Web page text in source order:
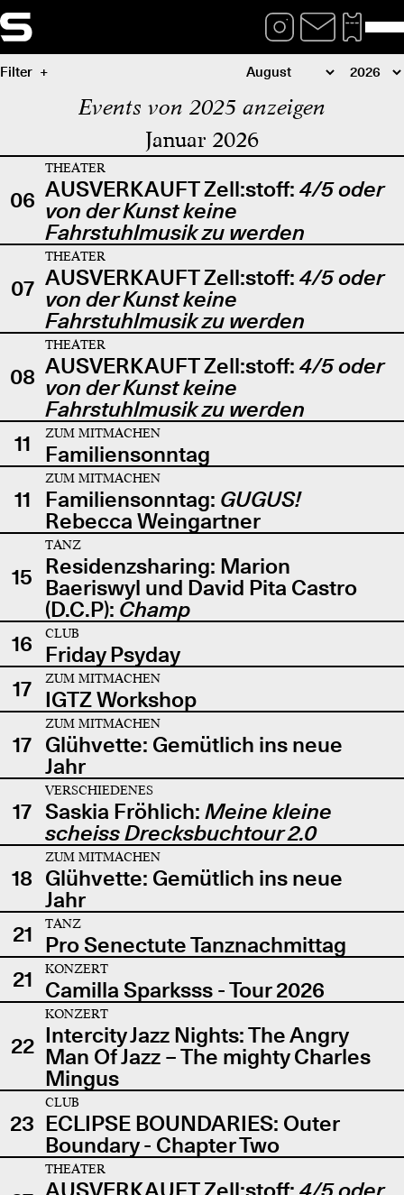
Filter
Events von 2025 anzeigen
Januar 2026
06
THEATER
AUSVERKAUFT Zell:stoff: 4/5 oder
von der Kunst keine
Fahrstuhlmusik zu werden
07
THEATER
AUSVERKAUFT Zell:stoff: 4/5 oder
von der Kunst keine
Fahrstuhlmusik zu werden
08
THEATER
AUSVERKAUFT Zell:stoff: 4/5 oder
von der Kunst keine
Fahrstuhlmusik zu werden
11
ZUM MITMACHEN
Familiensonntag
11
ZUM MITMACHEN
Familiensonntag: GUGUS!
Rebecca Weingartner
15
TANZ
Residenzsharing: Marion
Baeriswyl und David Pita Castro
(D.C.P): Champ
16
CLUB
Friday Psyday
17
ZUM MITMACHEN
IGTZ Workshop
17
ZUM MITMACHEN
Glühvette: Gemütlich ins neue
Jahr
17
VERSCHIEDENES
Saskia Fröhlich: Meine kleine
scheiss Drecksbuchtour 2.0
18
ZUM MITMACHEN
Glühvette: Gemütlich ins neue
Jahr
21
TANZ
Pro Senectute Tanznachmittag
21
KONZERT
Camilla Sparksss - Tour 2026
22
KONZERT
Intercity Jazz Nights: The Angry
Man Of Jazz – The mighty Charles
Mingus
23
CLUB
ECLIPSE BOUNDARIES: Outer
Boundary - Chapter Two
THEATER